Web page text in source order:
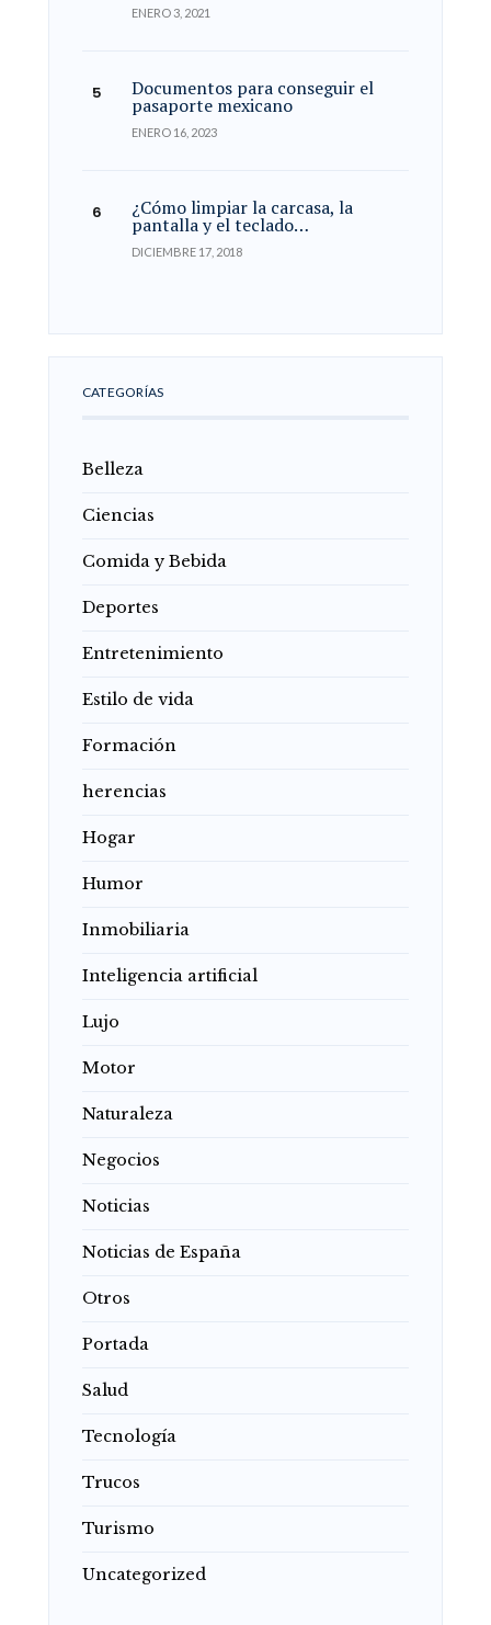
ENERO 3, 2021
Documentos para conseguir el
pasaporte mexicano
ENERO 16, 2023
¿Cómo limpiar la carcasa, la
pantalla y el teclado…
DICIEMBRE 17, 2018
CATEGORÍAS
Belleza
Ciencias
Comida y Bebida
Deportes
Entretenimiento
Estilo de vida
Formación
herencias
Hogar
Humor
Inmobiliaria
Inteligencia artificial
Lujo
Motor
Naturaleza
Negocios
Noticias
Noticias de España
Otros
Portada
Salud
Tecnología
Trucos
Turismo
Uncategorized